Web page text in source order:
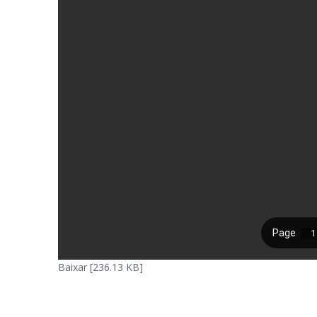
Baixar [236.13 KB]